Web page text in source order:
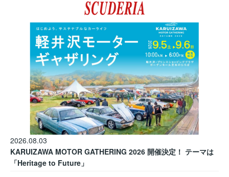
2026.08.03
KARUIZAWA MOTOR GATHERING 2026 開催決定！ テーマは
「Heritage to Future」